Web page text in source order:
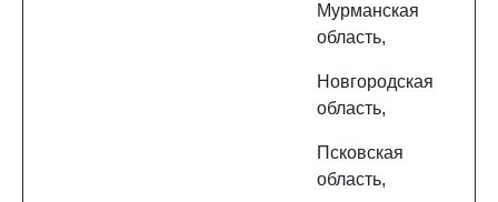
Мурманская
область,
Новгородская
область,
Псковская
область,